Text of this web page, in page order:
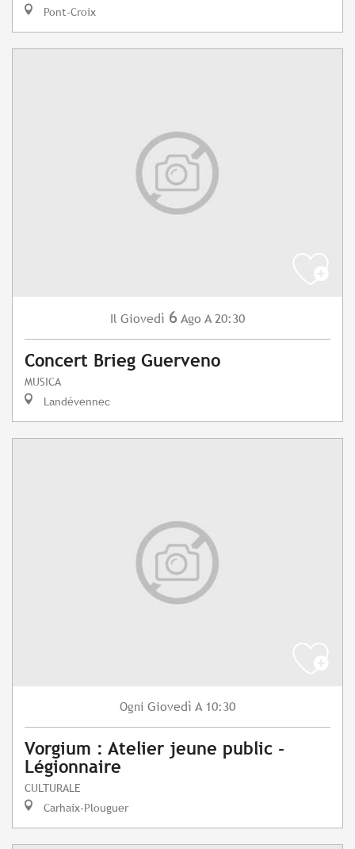
Pont-Croix
Il Giovedì 6 Ago A 20:30
Concert Brieg Guerveno
MUSICA
Landévennec
Ogni Giovedì A 10:30
Vorgium : Atelier jeune public -
Légionnaire
CULTURALE
Carhaix-Plouguer